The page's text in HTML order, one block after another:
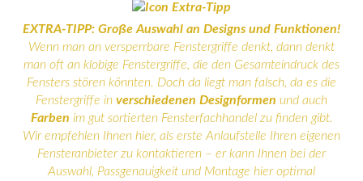
EXTRA-TIPP: Große Auswahl an Designs und Funktionen!
Wenn man an versperrbare Fenstergriffe denkt, dann denkt
man oft an klobige Fenstergriffe, die den Gesamteindruck des
Fensters stören könnten. Doch da liegt man falsch, da es die
Fenstergriffe in verschiedenen Designformen und auch
Farben im gut sortierten Fensterfachhandel zu finden gibt.
Wir empfehlen Ihnen hier, als erste Anlaufstelle Ihren eigenen
Fensteranbieter zu kontaktieren – er kann Ihnen bei der
Auswahl, Passgenauigkeit und Montage hier optimal